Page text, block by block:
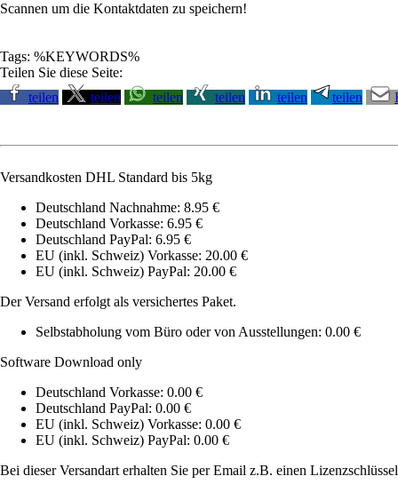
Scannen um die Kontaktdaten zu speichern!
Tags: %KEYWORDS%
Teilen Sie diese Seite:
teilen
teilen teilen teilen teilen teilen
Versandkosten DHL Standard bis 5kg
Deutschland Nachnahme: 8.95 €
Deutschland Vorkasse: 6.95 €
Deutschland PayPal: 6.95 €
EU (inkl. Schweiz) Vorkasse: 20.00 €
EU (inkl. Schweiz) PayPal: 20.00 €
Der Versand erfolgt als versichertes Paket.
Selbstabholung vom Büro oder von Ausstellungen: 0.00 €
Software Download only
Deutschland Vorkasse: 0.00 €
Deutschland PayPal: 0.00 €
EU (inkl. Schweiz) Vorkasse: 0.00 €
EU (inkl. Schweiz) PayPal: 0.00 €
Bei dieser Versandart erhalten Sie per Email z.B. einen